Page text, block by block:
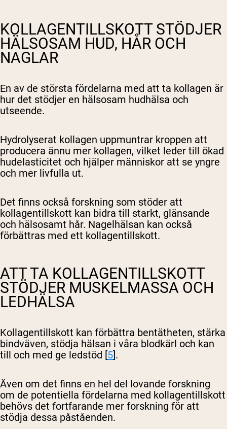
KOLLAGENTILLSKOTT STÖDJER
HÄLSOSAM HUD, HÅR OCH
NAGLAR
En av de största fördelarna med att ta kollagen är
hur det stödjer en hälsosam hudhälsa och
utseende.
Hydrolyserat kollagen uppmuntrar kroppen att
producera ännu mer kollagen, vilket leder till ökad
hudelasticitet och hjälper människor att se yngre
och mer livfulla ut.
Det finns också forskning som stöder att
kollagentillskott kan bidra till starkt, glänsande
och hälsosamt hår. Nagelhälsan kan också
förbättras med ett kollagentillskott.
ATT TA KOLLAGENTILLSKOTT
STÖDJER MUSKELMASSA OCH
LEDHÄLSA
Kollagentillskott kan förbättra bentätheten, stärka
bindväven, stödja hälsan i våra blodkärl och kan
till och med ge ledstöd [5].
Även om det finns en hel del lovande forskning
om de potentiella fördelarna med kollagentillskott
behövs det fortfarande mer forskning för att
stödja dessa påståenden.